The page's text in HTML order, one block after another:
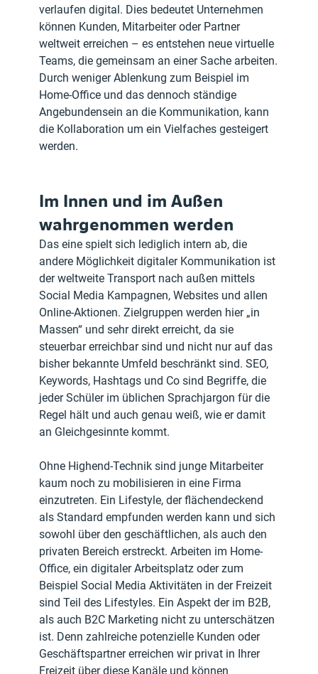
verlaufen digital. Dies bedeutet Unternehmen
können Kunden, Mitarbeiter oder Partner
weltweit erreichen – es entstehen neue virtuelle
Teams, die gemeinsam an einer Sache arbeiten.
Durch weniger Ablenkung zum Beispiel im
Home-Office und das dennoch ständige
Angebundensein an die Kommunikation, kann
die Kollaboration um ein Vielfaches gesteigert
werden.
Im Innen und im Außen
wahrgenommen werden
Das eine spielt sich lediglich intern ab, die
andere Möglichkeit digitaler Kommunikation ist
der weltweite Transport nach außen mittels
Social Media Kampagnen, Websites und allen
Online-Aktionen. Zielgruppen werden hier „in
Massen“ und sehr direkt erreicht, da sie
steuerbar erreichbar sind und nicht nur auf das
bisher bekannte Umfeld beschränkt sind. SEO,
Keywords, Hashtags und Co sind Begriffe, die
jeder Schüler im üblichen Sprachjargon für die
Regel hält und auch genau weiß, wie er damit
an Gleichgesinnte kommt.
Ohne Highend-Technik sind junge Mitarbeiter
kaum noch zu mobilisieren in eine Firma
einzutreten. Ein Lifestyle, der flächendeckend
als Standard empfunden werden kann und sich
sowohl über den geschäftlichen, als auch den
privaten Bereich erstreckt. Arbeiten im Home-
Office, ein digitaler Arbeitsplatz oder zum
Beispiel Social Media Aktivitäten in der Freizeit
sind Teil des Lifestyles. Ein Aspekt der im B2B,
als auch B2C Marketing nicht zu unterschätzen
ist. Denn zahlreiche potenzielle Kunden oder
Geschäftspartner erreichen wir privat in Ihrer
Freizeit über diese Kanäle und können